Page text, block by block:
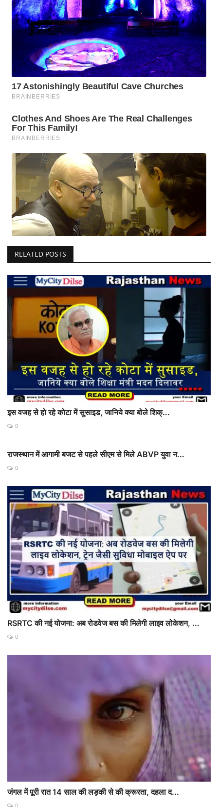
RELATED POSTS
इस वजह से हो रहे कोटा में सुसाइड, जानिये क्या बोले शिक्...
0
राजस्थान में आगामी बजट से पहले सीएम से मिले ABVP युवा न...
0
RSRTC की नई योजना: अब रोडवेज बस की मिलेगी लाइव लोकेशन, ...
0
जंगल में पूरी रात 14 साल की लड़की से की क्रूरता, दहला द...
0